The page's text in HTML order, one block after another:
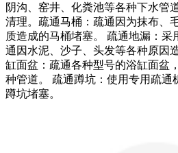
阴沟、窑井、化粪池等各种下水管
清理。疏通马桶：疏通因为抹布、
质造成的马桶堵塞。 疏通地漏：采
通因水泥、沙子、头发等各种原因
缸面盆：疏通各种型号的浴缸面盆
种管道。 疏通蹲坑：使用专用疏通
蹲坑堵塞。